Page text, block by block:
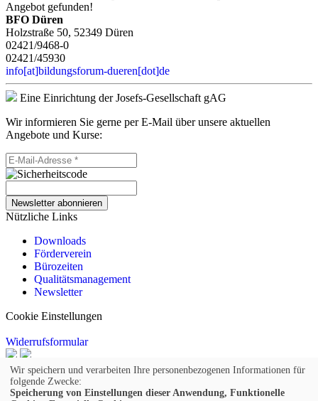
Angebot gefunden!
BFO Düren
Holzstraße 50, 52349 Düren
02421/9468-0
02421/45930
info[at]bildungsforum-dueren[dot]de
Eine Einrichtung der Josefs-Gesellschaft gAG
Wir informieren Sie gerne per E-Mail über unsere aktuellen
Angebote und Kurse:
Newsletter abonnieren
Nützliche Links
Downloads
Förderverein
Bürozeiten
Qualitätsmanagement
Newsletter
Cookie Einstellungen
Widerrufsformular
© 2026 Kufer Software GmbH
Impressum
Wir speichern und verarbeiten Ihre personenbezogenen Informationen für
folgende Zwecke:
Speicherung von Einstellungen dieser Anwendung, Funktionelle